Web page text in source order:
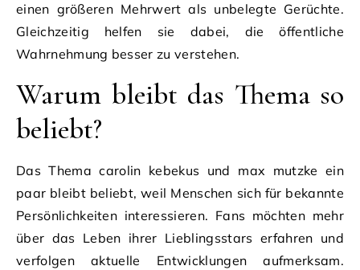
einen größeren Mehrwert als unbelegte Gerüchte.
Gleichzeitig helfen sie dabei, die öffentliche
Wahrnehmung besser zu verstehen.
Warum bleibt das Thema so
beliebt?
Das Thema carolin kebekus und max mutzke ein
paar bleibt beliebt, weil Menschen sich für bekannte
Persönlichkeiten interessieren. Fans möchten mehr
über das Leben ihrer Lieblingsstars erfahren und
verfolgen aktuelle Entwicklungen aufmerksam.